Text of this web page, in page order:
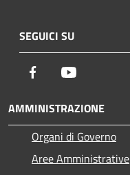
SEGUICI SU
Facebook
AMMINISTRAZIONE
Organi di Governo
Aree Amministrative